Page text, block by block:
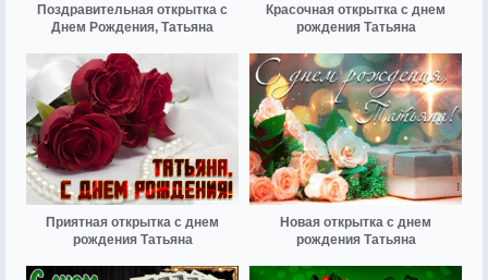
Поздравительная открытка с
Днем Рождения, Татьяна
Красочная открытка с днем
рождения Татьяна
Приятная открытка с днем
рождения Татьяна
Новая открытка с днем
рождения Татьяна